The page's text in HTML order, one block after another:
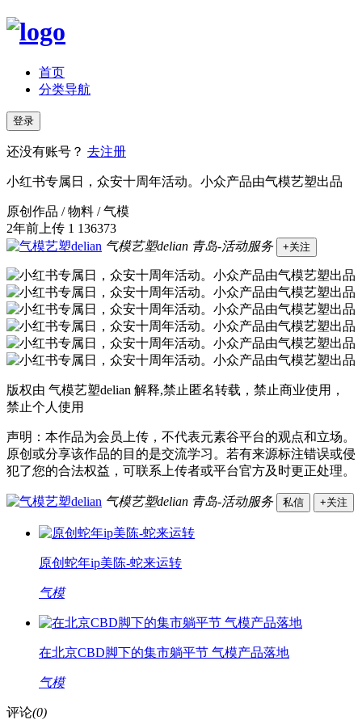
首页
分类导航
登录
还没有账号？ 去注册
小红书专属日，众安十周年活动。小众产品由气模艺塑出品
原创作品 / 物料 / 气模
2年前上传 1 136373
气模艺塑delian 青岛-活动服务 +关注
版权由 气模艺塑delian 解释,禁止匿名转载，禁止商业使用，
禁止个人使用
声明：本作品为会员上传，不代表元素谷平台的观点和立场。
原创或分享该作品的目的是交流学习。若有来源标注错误或侵
犯了您的合法权益，可联系上传者或平台官方及时更正处理。
气模艺塑delian 青岛-活动服务 私信 +关注
原创蛇年ip美陈-蛇来运转
气模
在北京CBD脚下的集市躺平节 气模产品落地
气模
评论(0)